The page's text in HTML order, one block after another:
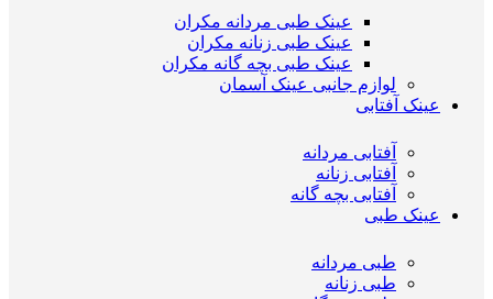
عینک طبی مردانه مکران
عینک طبی زنانه مکران
عینک طبی بچه گانه مکران
لوازم جانبی عینک آسمان
عینک آفتابی
آفتابی مردانه
آفتابی زنانه
آفتابی بچه گانه
عینک طبی
طبی مردانه
طبی زنانه